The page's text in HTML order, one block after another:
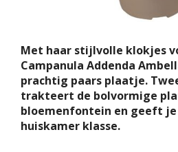
Met haar stijlvolle klokjes
Campanula Addenda
prachtig paars plaatje.
trakteert de bolvormige
bloemenfontein en geeft
huiskamer klasse.